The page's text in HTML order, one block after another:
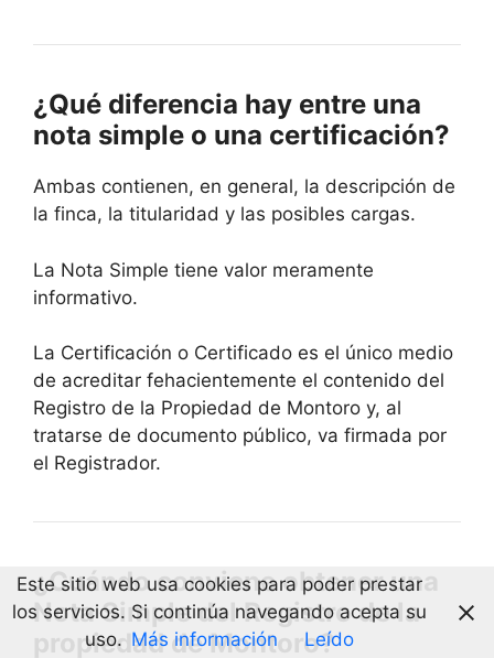
¿Qué diferencia hay entre una
nota simple o una certificación?
Ambas contienen, en general, la descripción de
la finca, la titularidad y las posibles cargas.
La Nota Simple tiene valor meramente
informativo.
La Certificación o Certificado es el único medio
de acreditar fehacientemente el contenido del
Registro de la Propiedad de Montoro y, al
tratarse de documento público, va firmada por
el Registrador.
¿Cuándo conviene obtener una
Nota Simple del Registro de la
propiedad de Montoro?
Este sitio web usa cookies para poder prestar
los servicios. Si continúa navegando acepta su
uso. Más información Leído